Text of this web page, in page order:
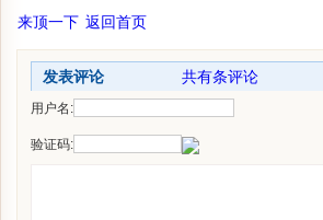
来顶一下 返回首页
发表评论 共有条评论
用户名:
验证码: